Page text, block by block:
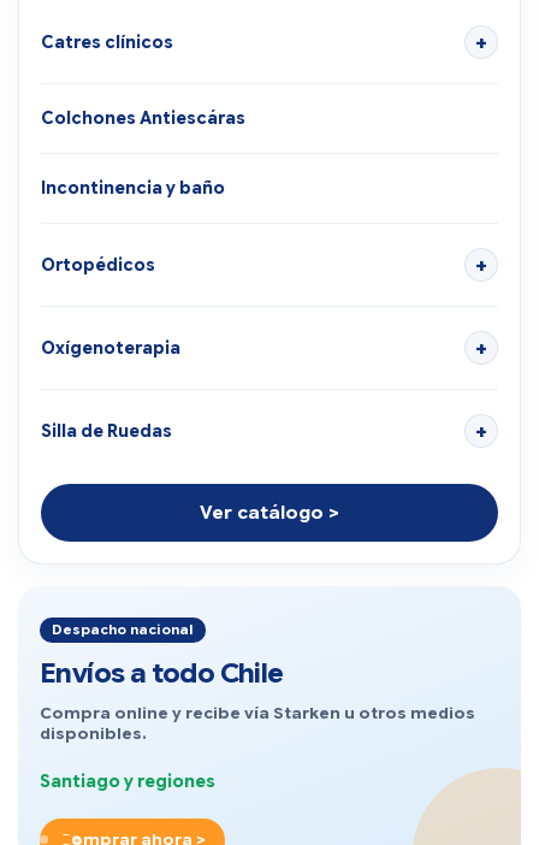
Catres clínicos
Colchones Antiescáras
Incontinencia y baño
Ortopédicos
Oxígenoterapia
Silla de Ruedas
Ver catálogo >
Despacho nacional
Envíos a todo Chile
Compra online y recibe vía Starken u otros medios
disponibles.
Santiago y regiones
Comprar ahora >